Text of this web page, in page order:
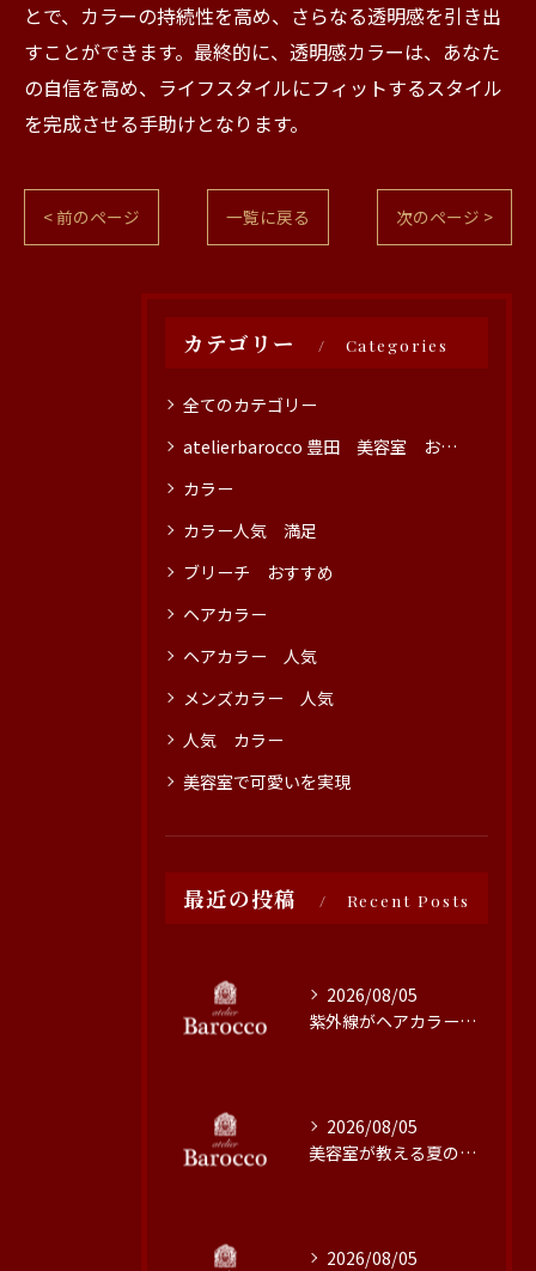
とで、カラーの持続性を高め、さらなる透明感を引き出
すことができます。最終的に、透明感カラーは、あなた
の自信を高め、ライフスタイルにフィットするスタイル
を完成させる手助けとなります。
< 前のページ 一覧に戻る 次のページ >
カテゴリー Categories
全てのカテゴリー
atelierbarocco 豊田 美容室 おすすめ
カラー
カラー人気 満足
ブリーチ おすすめ
ヘアカラー
ヘアカラー 人気
メンズカラー 人気
人気 カラー
美容室で可愛いを実現
最近の投稿 Recent Posts
2026/08/05
紫外線がヘアカラーに与える影響と対策
2026/08/05
美容室が教える夏の最旬ヘアカラー技術
2026/08/05